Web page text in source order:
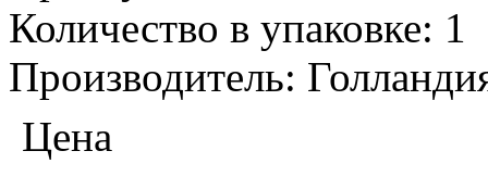
Количество в упаковке: 1
Производитель:
Цена